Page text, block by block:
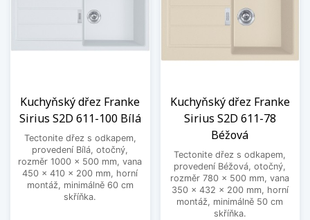
Kuchyňský dřez Franke
Sirius S2D 611-100 Bílá
Tectonite dřez s odkapem,
provedení Bílá, otočný,
rozměr 1000 x 500 mm, vana
450 x 410 x 200 mm, horní
montáž, minimálně 60 cm
skříňka.
Kuchyňský dřez Franke
Sirius S2D 611-78
Béžová
Tectonite dřez s odkapem,
provedení Béžová, otočný,
rozměr 780 x 500 mm, vana
350 x 432 x 200 mm, horní
montáž, minimálně 50 cm
skříňka.